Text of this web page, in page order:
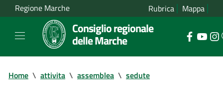
Regione Marche Rubrica Mappa
Consiglio regionale
delle Marche
Home \ attivita \ assemblea \ sedute